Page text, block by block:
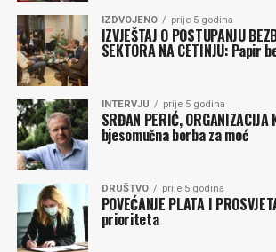
IZDVOJENO prije 5 godina
IZVJEŠTAJ O POSTUPANJU
SEKTORA NA CETINJU: Papir
INTERVJU prije 5 godina
SRĐAN PERIĆ, ORGANIZACIJA
bjesomučna borba za moć
DRUŠTVO prije 5 godina
POVEĆANJE PLATA I
prioriteta